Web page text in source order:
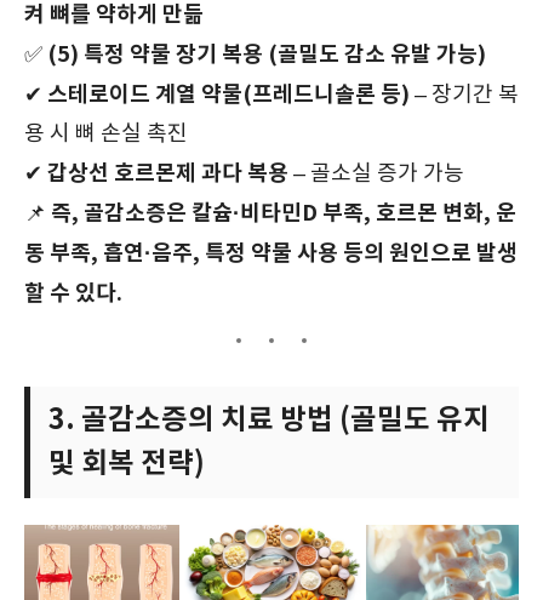
켜 뼈를 약하게 만듦
✅ (5) 특정 약물 장기 복용 (골밀도 감소 유발 가능)
✔ 스테로이드 계열 약물(프레드니솔론 등) – 장기간 복
용 시 뼈 손실 촉진
✔ 갑상선 호르몬제 과다 복용 – 골소실 증가 가능
📌 즉, 골감소증은 칼슘·비타민D 부족, 호르몬 변화, 운
동 부족, 흡연·음주, 특정 약물 사용 등의 원인으로 발생
할 수 있다.
3. 골감소증의 치료 방법 (골밀도 유지
및 회복 전략)